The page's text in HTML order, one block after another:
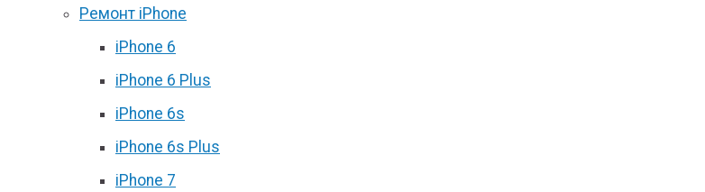
Ремонт iPhone
iPhone 6
iPhone 6 Plus
iPhone 6s
iPhone 6s Plus
iPhone 7